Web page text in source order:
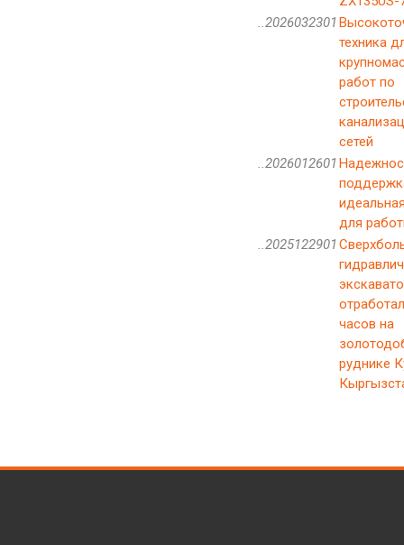
..2026032301
техника
работ по
сетей
..2026012601
для
..2025122901
часов на
руднике